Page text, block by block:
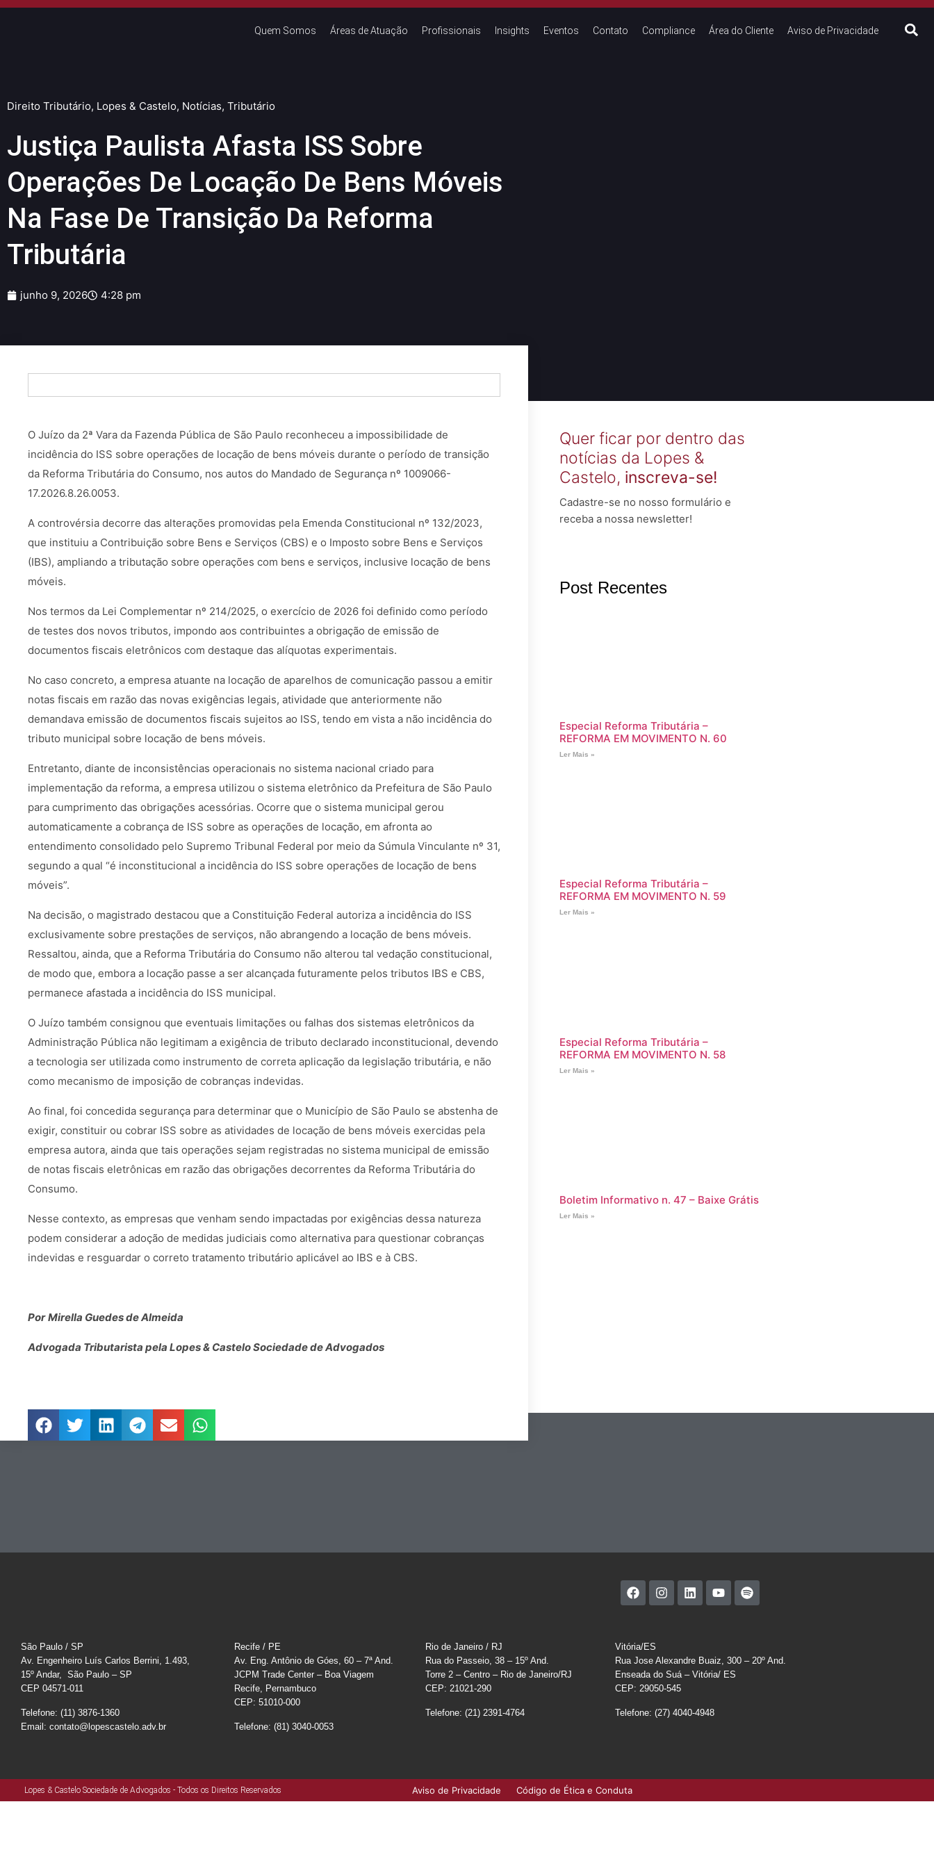
Quem Somos Áreas de Atuação Profissionais Insights Eventos Contato Compliance Área do Cliente Aviso de Privacidade
Direito Tributário, Lopes & Castelo, Notícias, Tributário
Justiça Paulista Afasta ISS Sobre
Operações De Locação De Bens Móveis
Na Fase De Transição Da Reforma
Tributária
junho 9, 2026 4:28 pm
O Juízo da 2ª Vara da Fazenda Pública de São Paulo reconheceu a impossibilidade de
incidência do ISS sobre operações de locação de bens móveis durante o período de transição
da Reforma Tributária do Consumo, nos autos do Mandado de Segurança nº 1009066-
17.2026.8.26.0053.
A controvérsia decorre das alterações promovidas pela Emenda Constitucional nº 132/2023,
que instituiu a Contribuição sobre Bens e Serviços (CBS) e o Imposto sobre Bens e Serviços
(IBS), ampliando a tributação sobre operações com bens e serviços, inclusive locação de bens
móveis.
Nos termos da Lei Complementar nº 214/2025, o exercício de 2026 foi definido como período
de testes dos novos tributos, impondo aos contribuintes a obrigação de emissão de
documentos fiscais eletrônicos com destaque das alíquotas experimentais.
No caso concreto, a empresa atuante na locação de aparelhos de comunicação passou a emitir
notas fiscais em razão das novas exigências legais, atividade que anteriormente não
demandava emissão de documentos fiscais sujeitos ao ISS, tendo em vista a não incidência do
tributo municipal sobre locação de bens móveis.
Entretanto, diante de inconsistências operacionais no sistema nacional criado para
implementação da reforma, a empresa utilizou o sistema eletrônico da Prefeitura de São Paulo
para cumprimento das obrigações acessórias. Ocorre que o sistema municipal gerou
automaticamente a cobrança de ISS sobre as operações de locação, em afronta ao
entendimento consolidado pelo Supremo Tribunal Federal por meio da Súmula Vinculante nº 31,
segundo a qual “é inconstitucional a incidência do ISS sobre operações de locação de bens
móveis”.
Na decisão, o magistrado destacou que a Constituição Federal autoriza a incidência do ISS
exclusivamente sobre prestações de serviços, não abrangendo a locação de bens móveis.
Ressaltou, ainda, que a Reforma Tributária do Consumo não alterou tal vedação constitucional,
de modo que, embora a locação passe a ser alcançada futuramente pelos tributos IBS e CBS,
permanece afastada a incidência do ISS municipal.
O Juízo também consignou que eventuais limitações ou falhas dos sistemas eletrônicos da
Administração Pública não legitimam a exigência de tributo declarado inconstitucional, devendo
a tecnologia ser utilizada como instrumento de correta aplicação da legislação tributária, e não
como mecanismo de imposição de cobranças indevidas.
Ao final, foi concedida segurança para determinar que o Município de São Paulo se abstenha de
exigir, constituir ou cobrar ISS sobre as atividades de locação de bens móveis exercidas pela
empresa autora, ainda que tais operações sejam registradas no sistema municipal de emissão
de notas fiscais eletrônicas em razão das obrigações decorrentes da Reforma Tributária do
Consumo.
Nesse contexto, as empresas que venham sendo impactadas por exigências dessa natureza
podem considerar a adoção de medidas judiciais como alternativa para questionar cobranças
indevidas e resguardar o correto tratamento tributário aplicável ao IBS e à CBS.
Por Mirella Guedes de Almeida
Advogada Tributarista pela Lopes & Castelo Sociedade de Advogados
Quer ficar por dentro das
notícias da Lopes &
Castelo, inscreva-se!
Cadastre-se no nosso formulário e
receba a nossa newsletter!
Post Recentes
Especial Reforma Tributária –
REFORMA EM MOVIMENTO N. 60
Ler Mais »
Especial Reforma Tributária –
REFORMA EM MOVIMENTO N. 59
Ler Mais »
Especial Reforma Tributária –
REFORMA EM MOVIMENTO N. 58
Ler Mais »
Boletim Informativo n. 47 – Baixe Grátis
Ler Mais »
São Paulo / SP
Av. Engenheiro Luís Carlos Berrini, 1.493,
15º Andar, São Paulo – SP
CEP 04571-011
Telefone: (11) 3876-1360
Email: contato@lopescastelo.adv.br
Recife / PE
Av. Eng. Antônio de Góes, 60 – 7ª And.
JCPM Trade Center – Boa Viagem
Recife, Pernambuco
CEP: 51010-000
Telefone: (81) 3040-0053
Rio de Janeiro / RJ
Rua do Passeio, 38 – 15º And.
Torre 2 – Centro – Rio de Janeiro/RJ
CEP: 21021-290
Telefone: (21) 2391-4764
Vitória/ES
Rua Jose Alexandre Buaiz, 300 – 20º And.
Enseada do Suá – Vitória/ ES
CEP: 29050-545
Telefone: (27) 4040-4948
Lopes & Castelo Sociedade de Advogados - Todos os Direitos Reservados Aviso de Privacidade Código de Ética e Conduta